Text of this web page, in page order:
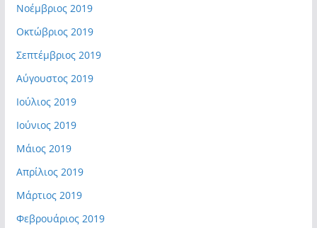
Νοέμβριος 2019
Οκτώβριος 2019
Σεπτέμβριος 2019
Αύγουστος 2019
Ιούλιος 2019
Ιούνιος 2019
Μάιος 2019
Απρίλιος 2019
Μάρτιος 2019
Φεβρουάριος 2019